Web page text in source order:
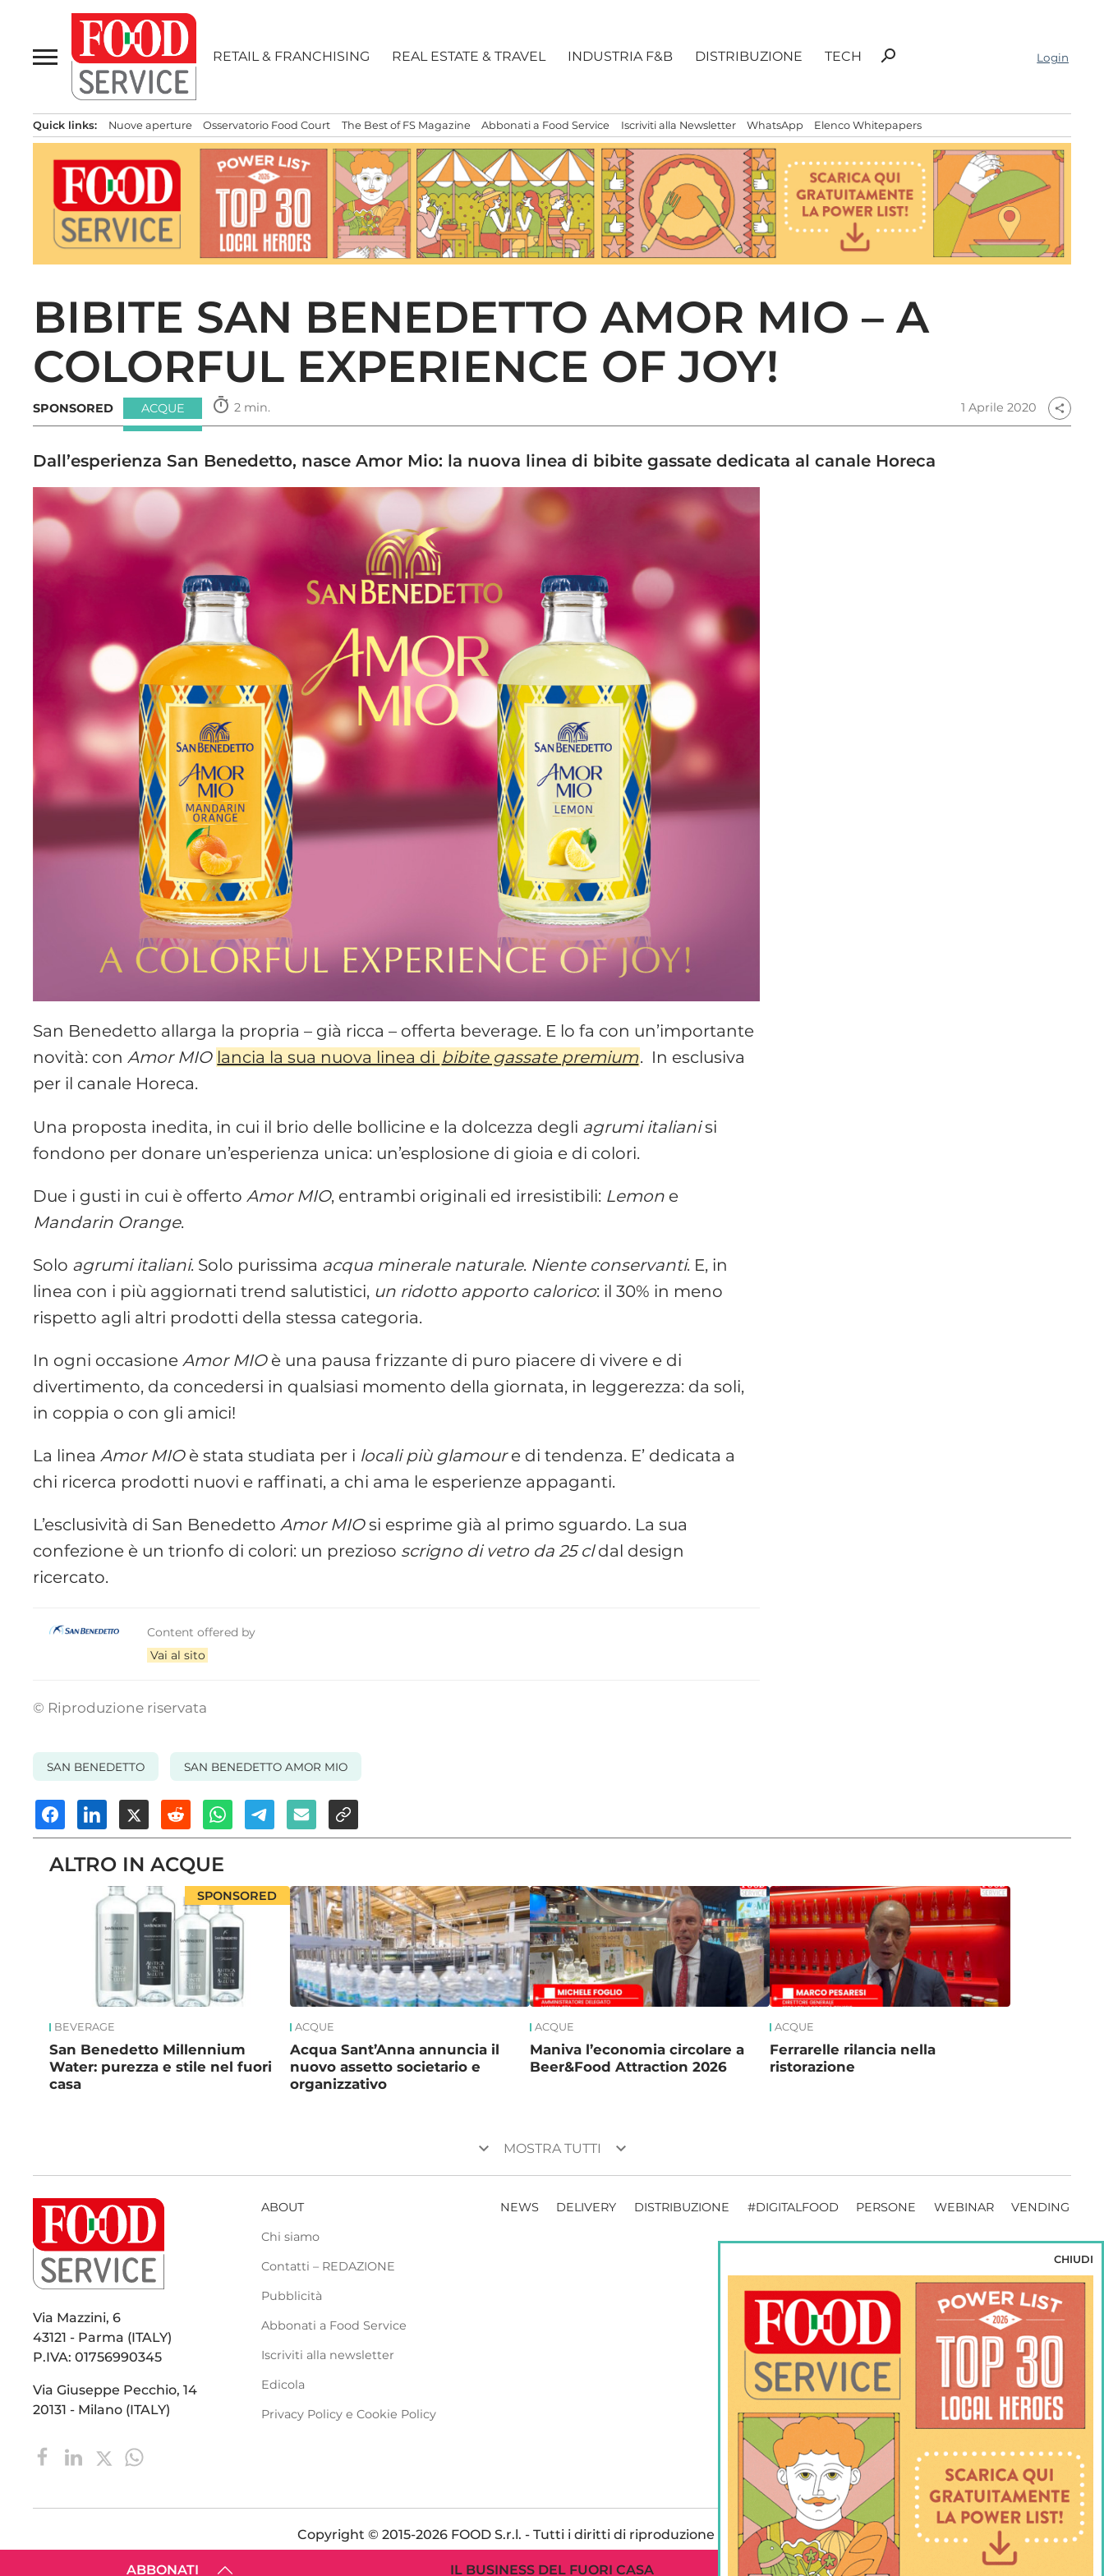
contenuto
RETAIL & FRANCHISING REAL ESTATE & TRAVEL INDUSTRIA F&B DISTRIBUZIONE TECH
Ricerca
search Login
Quick links: Nuove aperture Osservatorio Food Court The Best of FS Magazine Abbonati a Food Service Iscriviti alla Newsletter WhatsApp Elenco Whitepapers
ABBONATI IL BUSINESS DEL FUORI CASA ABBONATI
BIBITE SAN BENEDETTO AMOR MIO – A
COLORFUL EXPERIENCE OF JOY!
SPONSORED ACQUE timer 2 min. 1 Aprile 2020 share
Dall’esperienza San Benedetto, nasce Amor Mio: la nuova linea di bibite gassate dedicata al canale Horeca
San Benedetto allarga la propria – già ricca – offerta beverage. E lo fa con un’importante
novità: conAmor MIO lancia la sua nuova linea di bibite gassate premium. In esclusiva
per il canale Horeca.
Una proposta inedita, in cui il brio delle bollicine e la dolcezza degli agrumi italianisi
fondono per donare un’esperienza unica: un’esplosione di gioia e di colori.
Due i gusti in cui è offerto Amor MIO, entrambi originali ed irresistibili: Lemon e
Mandarin Orange.
Solo agrumi italiani. Solo purissima acqua minerale naturale. Niente conservanti. E, in
linea con i più aggiornati trend salutistici, un ridotto apporto calorico: il 30% in meno
rispetto agli altri prodotti della stessa categoria.
In ogni occasioneAmor MIOè una pausa frizzante di puro piacere di vivere e di
divertimento, da concedersi in qualsiasi momento della giornata, in leggerezza: da soli,
in coppia o con gli amici!
La linea Amor MIOè stata studiata per i locali più glamoure di tendenza. E’ dedicata a
chi ricerca prodotti nuovi e raffinati, a chi ama le esperienze appaganti.
L’esclusività di San BenedettoAmor MIOsi esprime già al primo sguardo. La sua
confezione è un trionfo di colori: un prezioso scrigno di vetro da 25 cldal design
ricercato.
Content offered by
Vai al sito
© Riproduzione riservata
SAN BENEDETTO SAN BENEDETTO AMOR MIO
ALTRO IN ACQUE
SPONSORED
BEVERAGE
San Benedetto Millennium
Water: purezza e stile nel fuori
casa
ACQUE
Acqua Sant’Anna annuncia il
nuovo assetto societario e
organizzativo
ACQUE
Maniva l’economia circolare a
Beer&Food Attraction 2026
ACQUE
Ferrarelle rilancia nella
ristorazione
keyboard_arrow_down MOSTRA TUTTI keyboard_arrow_down
Via Mazzini, 6
43121 - Parma (ITALY)
P.IVA: 01756990345
Via Giuseppe Pecchio, 14
20131 - Milano (ITALY)
ABOUT
Chi siamo
Contatti – REDAZIONE
Pubblicità
Abbonati a Food Service
Iscriviti alla newsletter
Edicola
Privacy Policy e Cookie Policy
NEWS DELIVERY DISTRIBUZIONE #DIGITALFOOD PERSONE WEBINAR VENDING
Copyright © 2015-2026 FOOD S.r.l. - Tutti i diritti di riproduzione sono riservati
CHIUDI